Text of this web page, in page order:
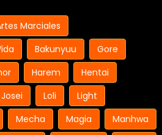
Marciales
Bakunyuu
Gore
Harem
Hentai
Josei Loli
Light
Mecha Magia
Manhwa